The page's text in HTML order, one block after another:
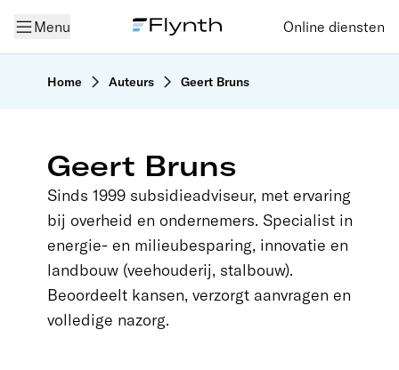
Menu Online diensten
Home Auteurs Geert Bruns
Geert Bruns
Sinds 1999 subsidieadviseur, met ervaring
bij overheid en ondernemers. Specialist in
energie- en milieubesparing, innovatie en
landbouw (veehouderij, stalbouw).
Beoordeelt kansen, verzorgt aanvragen en
volledige nazorg.